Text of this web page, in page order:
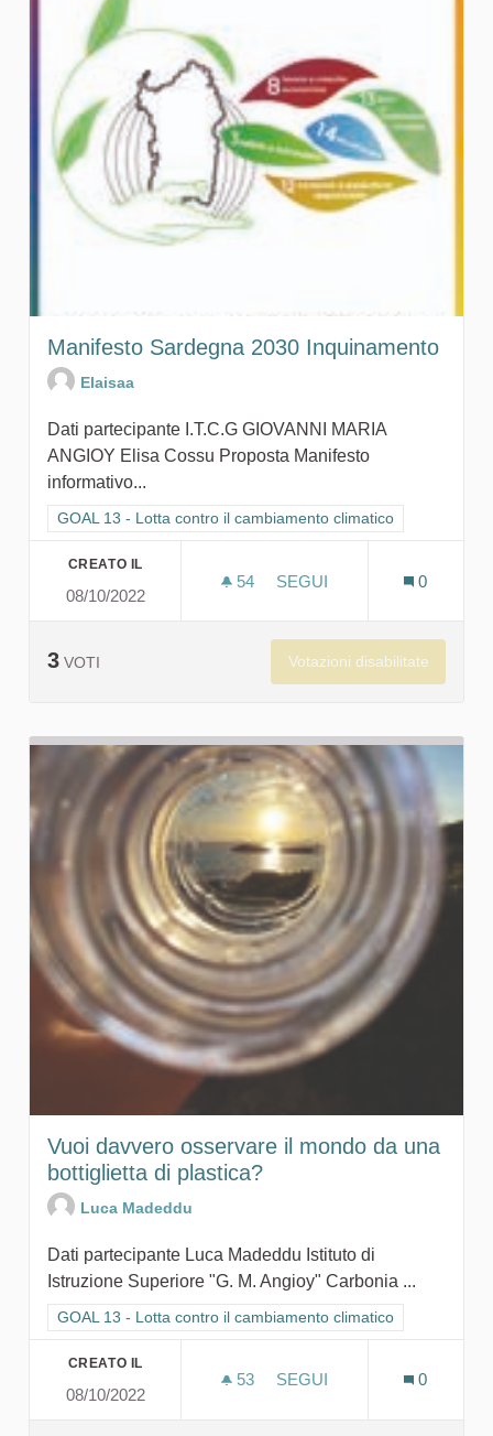
Manifesto Sardegna 2030 Inquinamento
Elaisaa
Dati partecipante I.T.C.G GIOVANNI MARIA
ANGIOY Elisa Cossu Proposta Manifesto
informativo...
Filtra i risultati per categoria: GOAL 13 - Lotta contro il
GOAL 13 - Lotta contro il cambiamento climatico
CREATO IL
08/10/2022
54 54 SOSTENITORI
SEGUI
0
3 VOTI Votazioni disabilitate
Vuoi davvero osservare il mondo da una
bottiglietta di plastica?
Luca Madeddu
Dati partecipante Luca Madeddu Istituto di
Istruzione Superiore "G. M. Angioy" Carbonia ...
Filtra i risultati per categoria: GOAL 13 - Lotta contro il
GOAL 13 - Lotta contro il cambiamento climatico
CREATO IL
08/10/2022
53 53 SOSTENITORI
SEGUI
0